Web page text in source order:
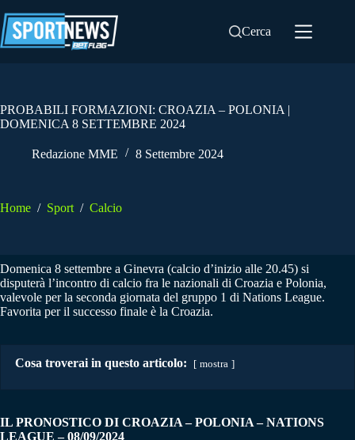
al
contenuto
Cerca
PROBABILI FORMAZIONI: CROAZIA – POLONIA |
DOMENICA 8 SETTEMBRE 2024
Redazione MME 8 Settembre 2024
Home / Sport / Calcio
Domenica 8 settembre a Ginevra (calcio d’inizio alle 20.45) si
disputerà l’incontro di calcio fra le nazionali di Croazia e Polonia,
valevole per la seconda giornata del gruppo 1 di Nations League.
Favorita per il successo finale è la Croazia.
Cosa troverai in questo articolo: mostra
IL PRONOSTICO DI CROAZIA – POLONIA – NATIONS
LEAGUE – 08/09/2024